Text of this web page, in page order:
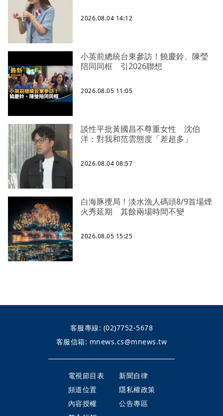
2026.08.04 14:12
小英前總統台東參訪！饒慶鈴、陳瑩
陪同同框 引2026聯想
2026.08.05 11:05
談性平批黃國昌不尊重女性 沈伯
洋：對我和范雲態度「差超多」
2026.08.04 08:57
白海豚攪局！淡水漁人碼頭8/9首場煙
火秀延期 其餘兩場時間不變
2026.08.05 15:25
客服專線: (02)7752-5678
客服信箱: mnews.cs@mnews.tw
電視節目表
新聞自律
頻道位置
隱私權政策
內容授權
公告專區